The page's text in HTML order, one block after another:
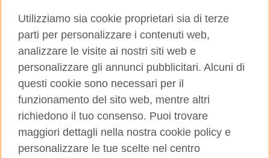
Contattaci
Facebook Twitter
LinkedIn Instagram
TikTok
Utilizziamo sia cookie proprietari sia di terze
parti per personalizzare i contenuti web,
analizzare le visite ai nostri siti web e
personalizzare gli annunci pubblicitari. Alcuni di
questi cookie sono necessari per il
funzionamento del sito web, mentre altri
richiedono il tuo consenso. Puoi trovare
maggiori dettagli nella nostra cookie policy e
personalizzare le tue scelte nel centro